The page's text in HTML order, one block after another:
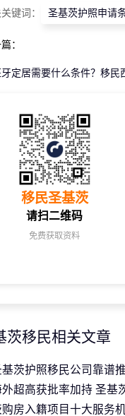
键词： 圣基茨护照申请
：
定居需要什么条件？移民
移民圣基茨
请扫二维码
免费获取资料
茨移民相关文章
基茨护照移民公司靠谱
超高获批率加持 圣基
程省心无负担
房入籍项目十大服务